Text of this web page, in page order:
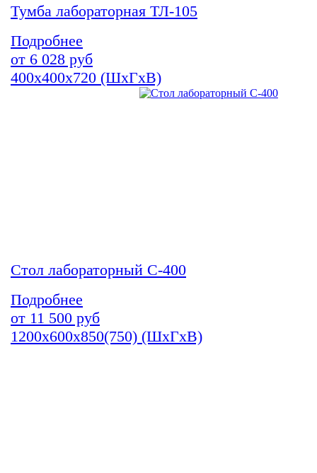
Тумба лабораторная ТЛ-105
Подробнее
от 6 028 руб
400х400х720 (ШхГхВ)
Стол лабораторный С-400
Подробнее
от 11 500 руб
1200х600х850(750) (ШхГхВ)